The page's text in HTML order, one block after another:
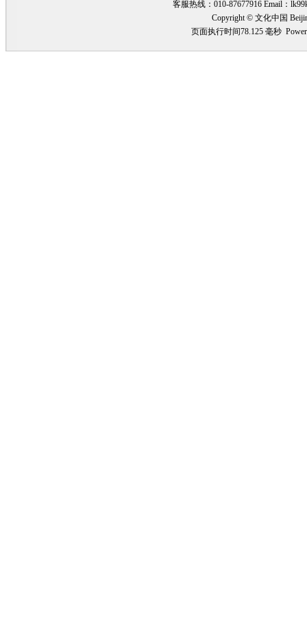
客服热线：010-87677916 Email：
Copyright © 文化中国
页面执行时间78.125 毫秒